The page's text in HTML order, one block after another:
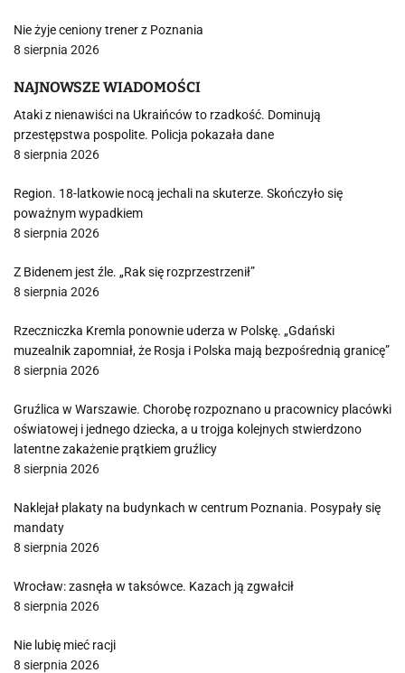
Nie żyje ceniony trener z Poznania
8 sierpnia 2026
NAJNOWSZE WIADOMOŚCI
Ataki z nienawiści na Ukraińców to rzadkość. Dominują
przestępstwa pospolite. Policja pokazała dane
8 sierpnia 2026
Region. 18-latkowie nocą jechali na skuterze. Skończyło się
poważnym wypadkiem
8 sierpnia 2026
Z Bidenem jest źle. „Rak się rozprzestrzenił”
8 sierpnia 2026
Rzeczniczka Kremla ponownie uderza w Polskę. „Gdański
muzealnik zapomniał, że Rosja i Polska mają bezpośrednią granicę”
8 sierpnia 2026
Gruźlica w Warszawie. Chorobę rozpoznano u pracownicy placówki
oświatowej i jednego dziecka, a u trojga kolejnych stwierdzono
latentne zakażenie prątkiem gruźlicy
8 sierpnia 2026
Naklejał plakaty na budynkach w centrum Poznania. Posypały się
mandaty
8 sierpnia 2026
Wrocław: zasnęła w taksówce. Kazach ją zgwałcił
8 sierpnia 2026
Nie lubię mieć racji
8 sierpnia 2026